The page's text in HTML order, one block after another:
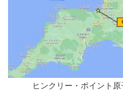
ヒンクリー・ポイント